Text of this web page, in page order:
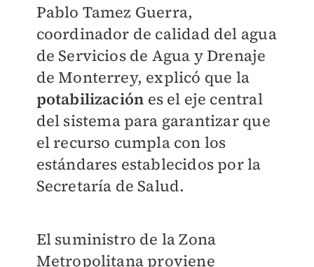
Pablo Tamez Guerra,
coordinador de calidad del agua
de Servicios de Agua y Drenaje
de Monterrey, explicó que la
potabilización es el eje central
del sistema para garantizar que
el recurso cumpla con los
estándares establecidos por la
Secretaría de Salud.
El suministro de la Zona
Metropolitana proviene